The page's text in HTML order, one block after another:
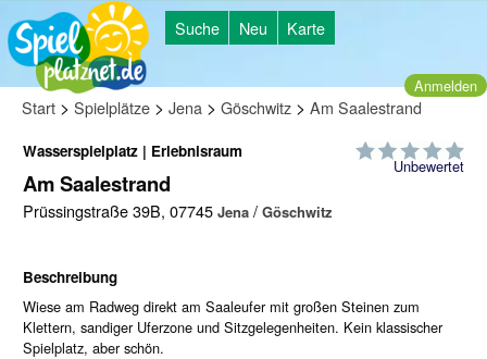
Suche Neu Karte
Anmelden
Start > Spielplätze > Jena > Göschwitz > Am Saalestrand
Unbewertet
Wasserspielplatz | Erlebnisraum
Am Saalestrand
Prüssingstraße 39B, 07745 Jena / Göschwitz
Beschreibung
Wiese am Radweg direkt am Saaleufer mit großen Steinen zum
Klettern, sandiger Uferzone und Sitzgelegenheiten. Kein klassischer
Spielplatz, aber schön.